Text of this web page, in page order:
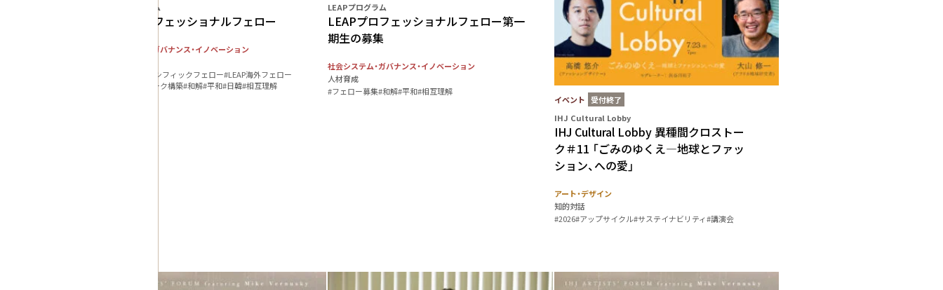
LEAPプログラム
LEAPプロフェッショナルフェロー
社会システム・ガバナンス・イノベーション
#LEAPアジアパシフィックフェロー#LEAP海外フェロー
#人的ネットワーク構築#和解#平和#日韓#相互理解
LEAPプログラム
LEAPプロフェッショナルフェロー第一
期生の募集
社会システム・ガバナンス・イノベーション
人材育成
#フェロー募集#和解#平和#相互理解
イベント
受付終了
IHJ Cultural Lobby
IHJ Cultural Lobby 異種間クロストー
ク＃11 「ごみのゆくえ—地球とファッ
ション、への愛」
アート・デザイン
知的対話
#2026#アップサイクル#サステイナビリティ#講演会